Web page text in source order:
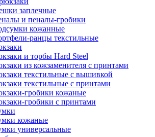
заплечные
и пеналы-гробики
кожанные
ранцы текстильные
и торбы Hard Steel
из кожзаменителя с принтами
текстильные с вышивкой
текстильные с принтами
гробики кожаные
гробики с принтами
кожаные
универсальные